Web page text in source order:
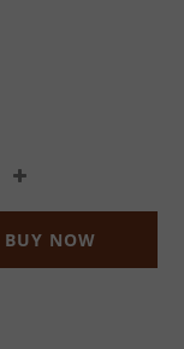
BUY NOW